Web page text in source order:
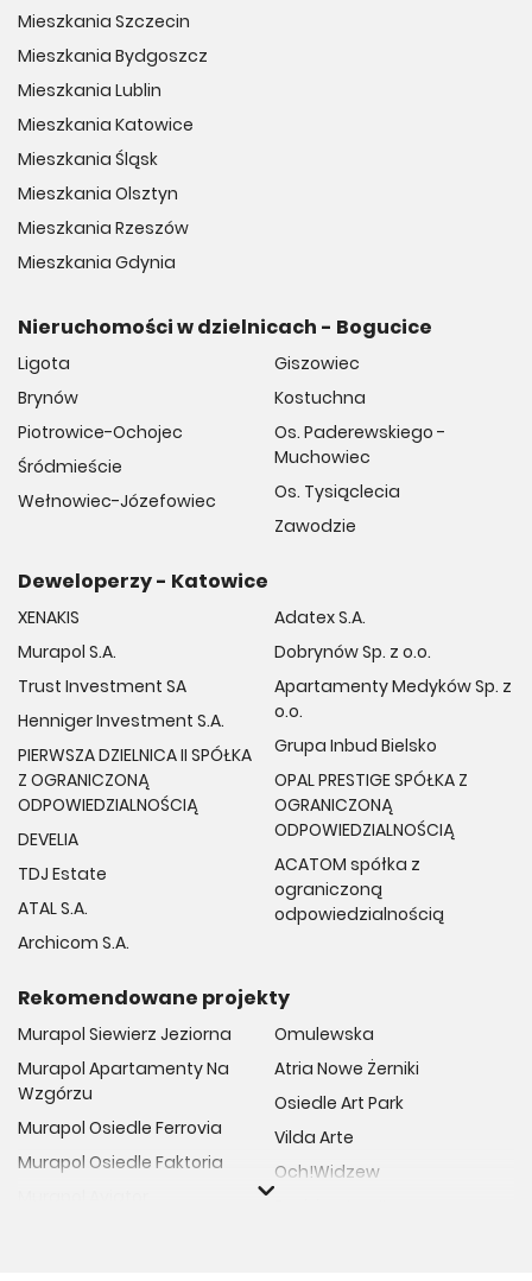
Mieszkania Szczecin
Mieszkania Bydgoszcz
Mieszkania Lublin
Mieszkania Katowice
Mieszkania Śląsk
Mieszkania Olsztyn
Mieszkania Rzeszów
Mieszkania Gdynia
Nieruchomości w dzielnicach - Bogucice
Ligota
Brynów
Piotrowice-Ochojec
Śródmieście
Wełnowiec-Józefowiec
Giszowiec
Kostuchna
Os. Paderewskiego -
Muchowiec
Os. Tysiąclecia
Zawodzie
Deweloperzy - Katowice
XENAKIS
Murapol S.A.
Trust Investment SA
Henniger Investment S.A.
PIERWSZA DZIELNICA II SPÓŁKA
Z OGRANICZONĄ
ODPOWIEDZIALNOŚCIĄ
DEVELIA
TDJ Estate
ATAL S.A.
Archicom S.A.
Adatex S.A.
Dobrynów Sp. z o.o.
Apartamenty Medyków Sp. z
o.o.
Grupa Inbud Bielsko
OPAL PRESTIGE SPÓŁKA Z
OGRANICZONĄ
ODPOWIEDZIALNOŚCIĄ
ACATOM spółka z
ograniczoną
odpowiedzialnością
Rekomendowane projekty
Murapol Siewierz Jeziorna
Murapol Apartamenty Na
Wzgórzu
Murapol Osiedle Ferrovia
Murapol Osiedle Faktoria
Omulewska
Atria Nowe Żerniki
Osiedle Art Park
Vilda Arte
Och!Widzew